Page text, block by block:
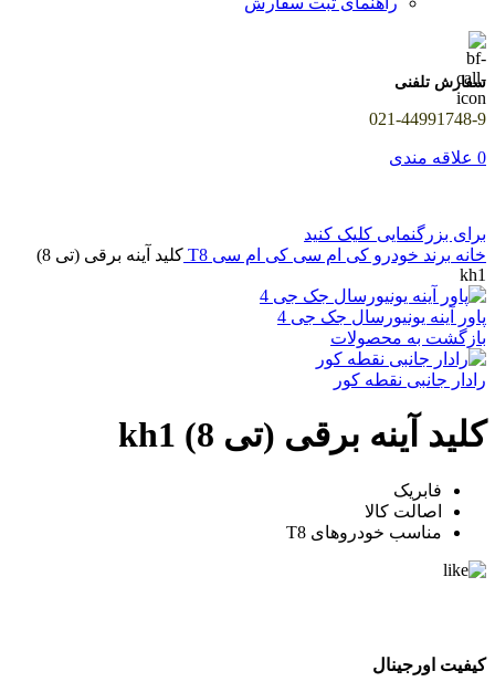
سفارش تلفنی
021-44991748-9
0 علاقه مندی
برای بزرگنمایی کلیک کنید
خانه برند خودرو کی ام سی کی ام سی T8
کلید آینه برقی (تی 8)
kh1
پاور آینه یونیورسال جک جی 4
بازگشت به محصولات
رادار جانبی نقطه کور
کلید آینه برقی (تی 8) kh1
فابریک
اصالت کالا
مناسب خودروهای T8
کیفیت اورجینال